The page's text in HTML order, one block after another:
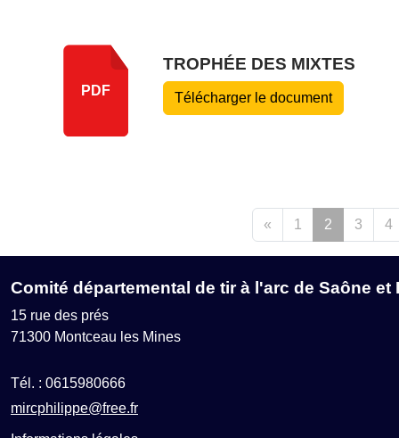
PDF
TROPHÉE DES MIXTES
Télécharger le document
« 1 2 3 4
Comité départemental de tir à l'arc de Saône et
15 rue des prés
71300 Montceau les Mines
Tél. : 0615980666
mircphilippe@free.fr